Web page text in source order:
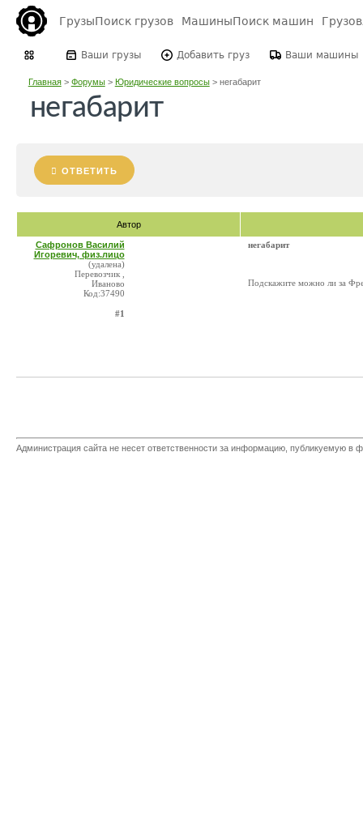
ГрузыПоиск грузов МашиныПоиск машин
Ваши грузы Добавить груз Ваши машины
Главная> Форумы> Юридические вопросы> негабарит
негабарит
ОТВЕТИТЬ
Автор
Сафронов Василий
Игоревич, физ.лицо
(удалена)
Перевозчик ,
Иваново
Код:37490
#1
негабарит
Подскажите можно ли за
Администрация сайта не несет ответственности за информацию, публикуемую